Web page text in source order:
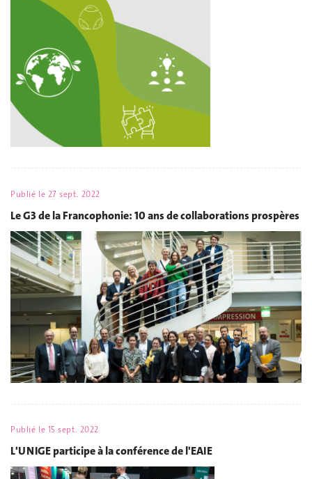
Publié le 27 sept. 2022
Le G3 de la Francophonie: 10 ans de collaborations prospères
Publié le 15 sept. 2022
L'UNIGE participe à la conférence de l'EAIE